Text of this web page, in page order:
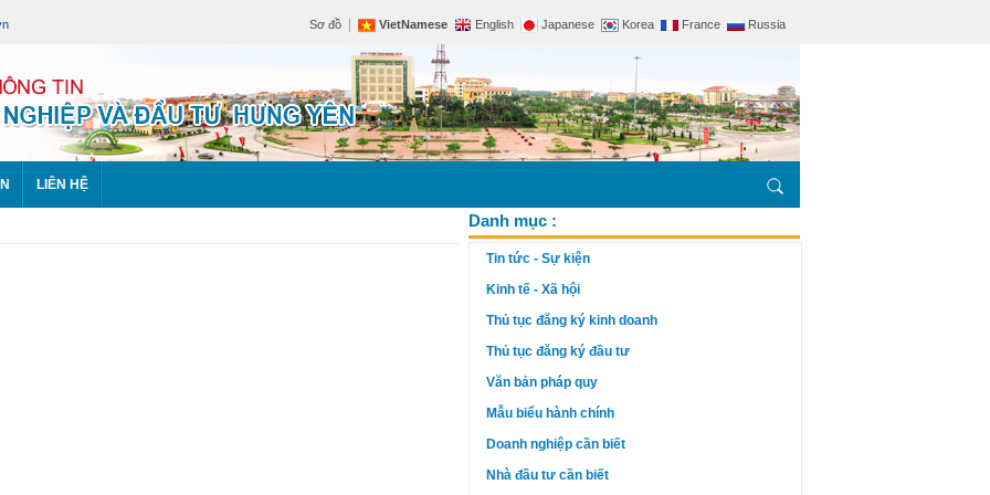
Sơ đồ VietNamese English Japanese Korea France Russia
LIÊN HỆ
Danh mục :
Tin tức - Sự kiện
Kinh tế - Xã hội
Thủ tục đăng ký kinh doanh
Thủ tục đăng ký đầu tư
Văn bản pháp quy
Mẫu biểu hành chính
Doanh nghiệp cần biết
Nhà đầu tư cần biết